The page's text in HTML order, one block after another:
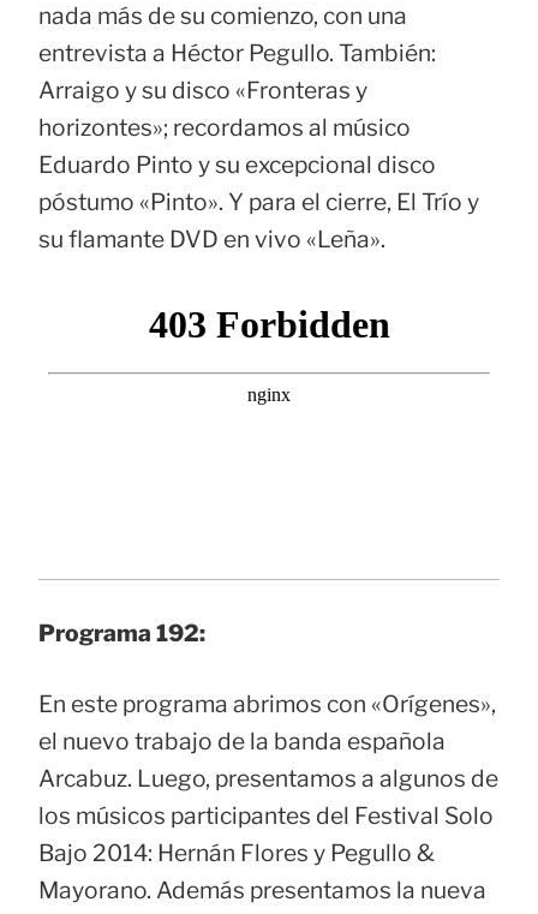
nada más de su comienzo, con una
entrevista a Héctor Pegullo. También:
Arraigo y su disco «Fronteras y
horizontes»; recordamos al músico
Eduardo Pinto y su excepcional disco
póstumo «Pinto». Y para el cierre, El Trío y
su flamante DVD en vivo «Leña».
Programa 192:
En este programa abrimos con «Orígenes»,
el nuevo trabajo de la banda española
Arcabuz. Luego, presentamos a algunos de
los músicos participantes del Festival Solo
Bajo 2014: Hernán Flores y Pegullo &
Mayorano. Además presentamos la nueva